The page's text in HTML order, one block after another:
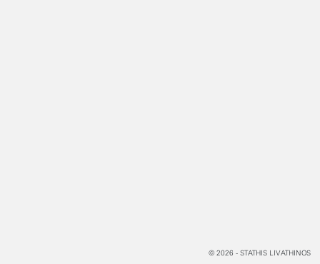
© 2026 - STATHIS LIVATHINOS